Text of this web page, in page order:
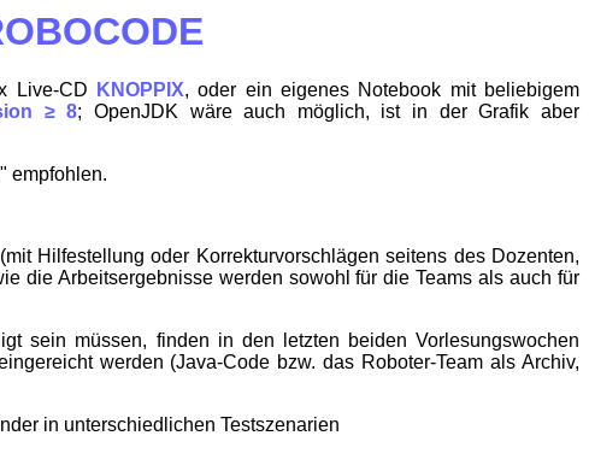
Live-CD KNOPPIX, oder ein eigenes Notebook mit beliebigem
≥ 8; OpenJDK wäre auch möglich, ist in der Grafik aber
empfohlen.
Hilfestellung oder Korrekturvorschlägen seitens des Dozenten,
die Arbeitsergebnisse werden sowohl für die Teams als auch für
sein müssen, finden in den letzten beiden Vorlesungswochen
werden (Java-Code bzw. das Roboter-Team als Archiv,
in unterschiedlichen Testszenarien